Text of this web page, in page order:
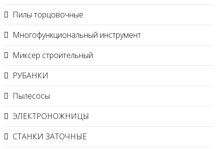
Пилы торцовочные
Многофункциональный инструмент
Миксер строительный
РУБАНКИ
Пылесосы
ЭЛЕКТРОНОЖНИЦЫ
СТАНКИ ЗАТОЧНЫЕ